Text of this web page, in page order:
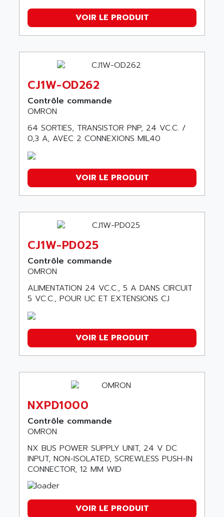
A1000 SERIE
SERIE G
3G3HV
WJ200
GT1
SYSMAC C500
VOIR LE PRODUIT
CJ1W-OD262
Contrôle commande
OMRON
64 SORTIES, TRANSISTOR PNP, 24 VC.C. /
0,3 A, AVEC 2 CONNEXIONS MIL40
VOIR LE PRODUIT
CJ1W-PD025
Contrôle commande
OMRON
ALIMENTATION 24 VC.C., 5 A DANS CIRCUIT
5 VC.C., POUR UC ET EXTENSIONS CJ
VOIR LE PRODUIT
NXPD1000
Contrôle commande
OMRON
NX BUS POWER SUPPLY UNIT, 24 V DC
INPUT, NON-ISOLATED, SCREWLESS PUSH-IN
CONNECTOR, 12 MM WID
VOIR LE PRODUIT